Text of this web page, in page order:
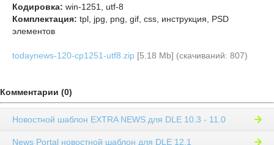
Кодировка: win-1251, utf-8
Комплектация: tpl, jpg, png, gif, css, инструкция, PSD
элементов
todaynews-120-cp1251-utf8.zip [5.18 Mb] (cкачиваний: 807)
Комментарии (0)
Новостной шаблон EXTRA NEWS для DLE 10.3 - 11.0
News Portal новостной шаблон для DLE 12.1